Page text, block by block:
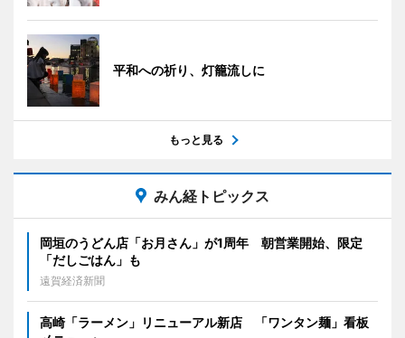
平和への祈り、灯籠流しに
もっと見る
みん経トピックス
岡垣のうどん店「お月さん」が1周年 朝営業開始、限定
「だしごはん」も
遠賀経済新聞
高崎「ラーメン」リニューアル新店 「ワンタン麺」看板